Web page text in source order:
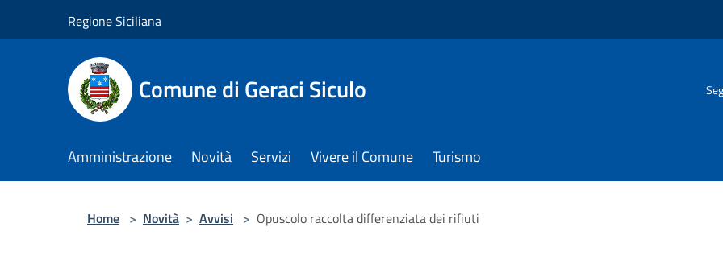
Regione Siciliana
Comune di Geraci Siculo
Amministrazione Novità Servizi Vivere il Comune Turismo
Home > Novità > Avvisi > Opuscolo raccolta differenziata dei rifiuti